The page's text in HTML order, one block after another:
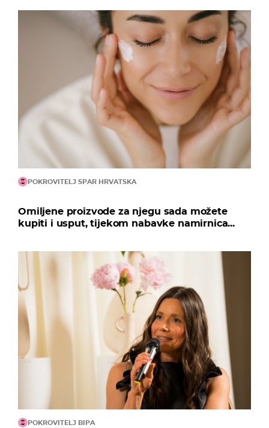
POKROVITELJ SPAR HRVATSKA
Omiljene proizvode za njegu sada možete
kupiti i usput, tijekom nabavke namirnica...
POKROVITELJ BIPA